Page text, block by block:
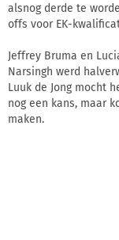
alsnog derde te
offs voor EK-
Jeffrey Bruma en
Narsingh werd
Luuk de Jong mocht
nog een kans, maar
maken.